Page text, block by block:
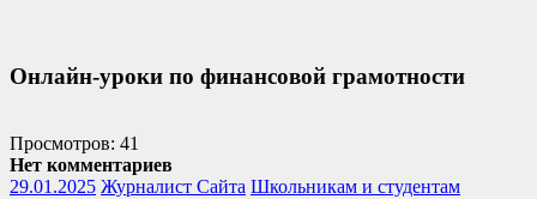
Онлайн-уроки по финансовой грамотности
Просмотров: 41
Нет комментариев
29.01.2025 Журналист Сайта Школьникам и студентам